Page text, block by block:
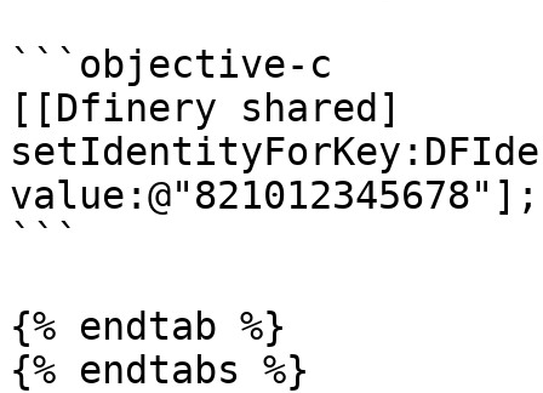
```objective-c
[[Dfinery shared]
value:@"821012345678"];
```
{% endtab %}
{% endtabs %}